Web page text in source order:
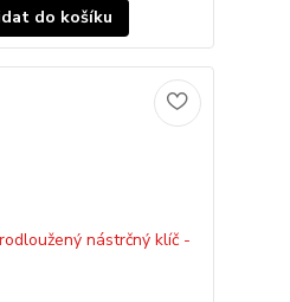
do košíku